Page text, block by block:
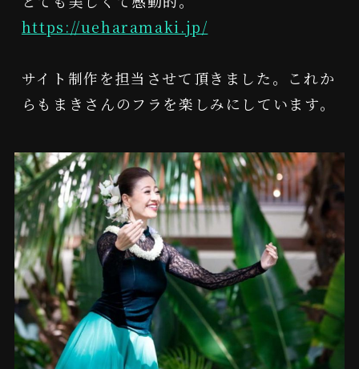
https://ueharamaki.jp/
サイト制作を担当させて頂きました。これか
らもまきさんのフラを楽しみにしています。